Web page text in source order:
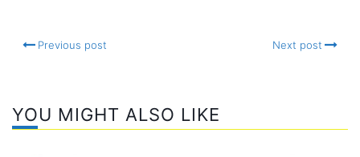
Previous post Next post
YOU MIGHT ALSO LIKE